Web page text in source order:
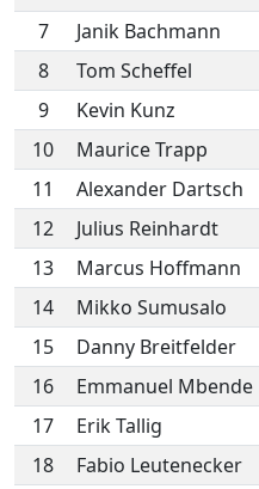
7
Janik Bachmann
8
Tom Scheffel
9
Kevin Kunz
10
Maurice Trapp
11
Alexander Dartsch
12
Julius Reinhardt
13
Marcus Hoffmann
14
Mikko Sumusalo
15
Danny Breitfelder
16
Emmanuel Mbende
17
Erik Tallig
18
Fabio Leutenecker